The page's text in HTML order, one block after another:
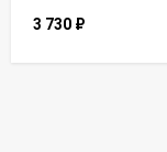
3 730 ₽